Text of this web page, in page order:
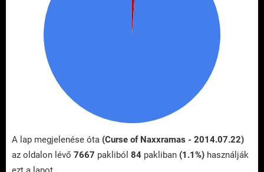
A lap megjelenése óta (Curse of Naxxramas - 2014.07.22)
az oldalon lévő 7667 pakliból 84 pakliban (1.1%) használják